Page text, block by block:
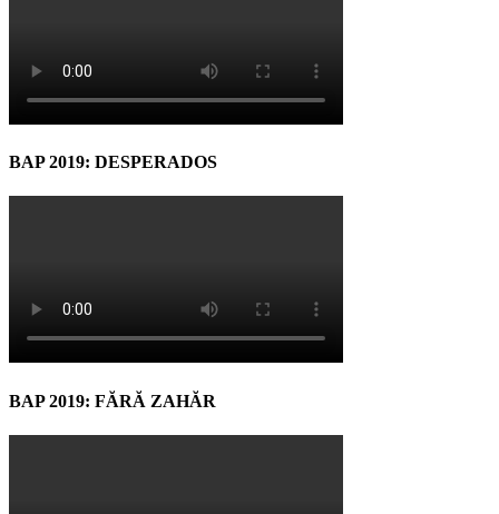
BAP 2019: DESPERADOS
BAP 2019: FĂRĂ ZAHĂR